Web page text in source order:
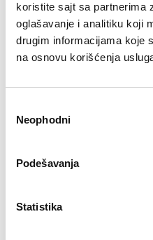
koristite sajt sa partnerima
oglašavanje i analitiku koji
drugim informacijama koje
na osnovu korišćenja
сагласности
Neophodni
Podešavanja
Statistika
Body pack transmiter
Power output: 10dBm
Frequency response: 40kHz~16KHz
Power supply: 3V
Opis nije dostupan